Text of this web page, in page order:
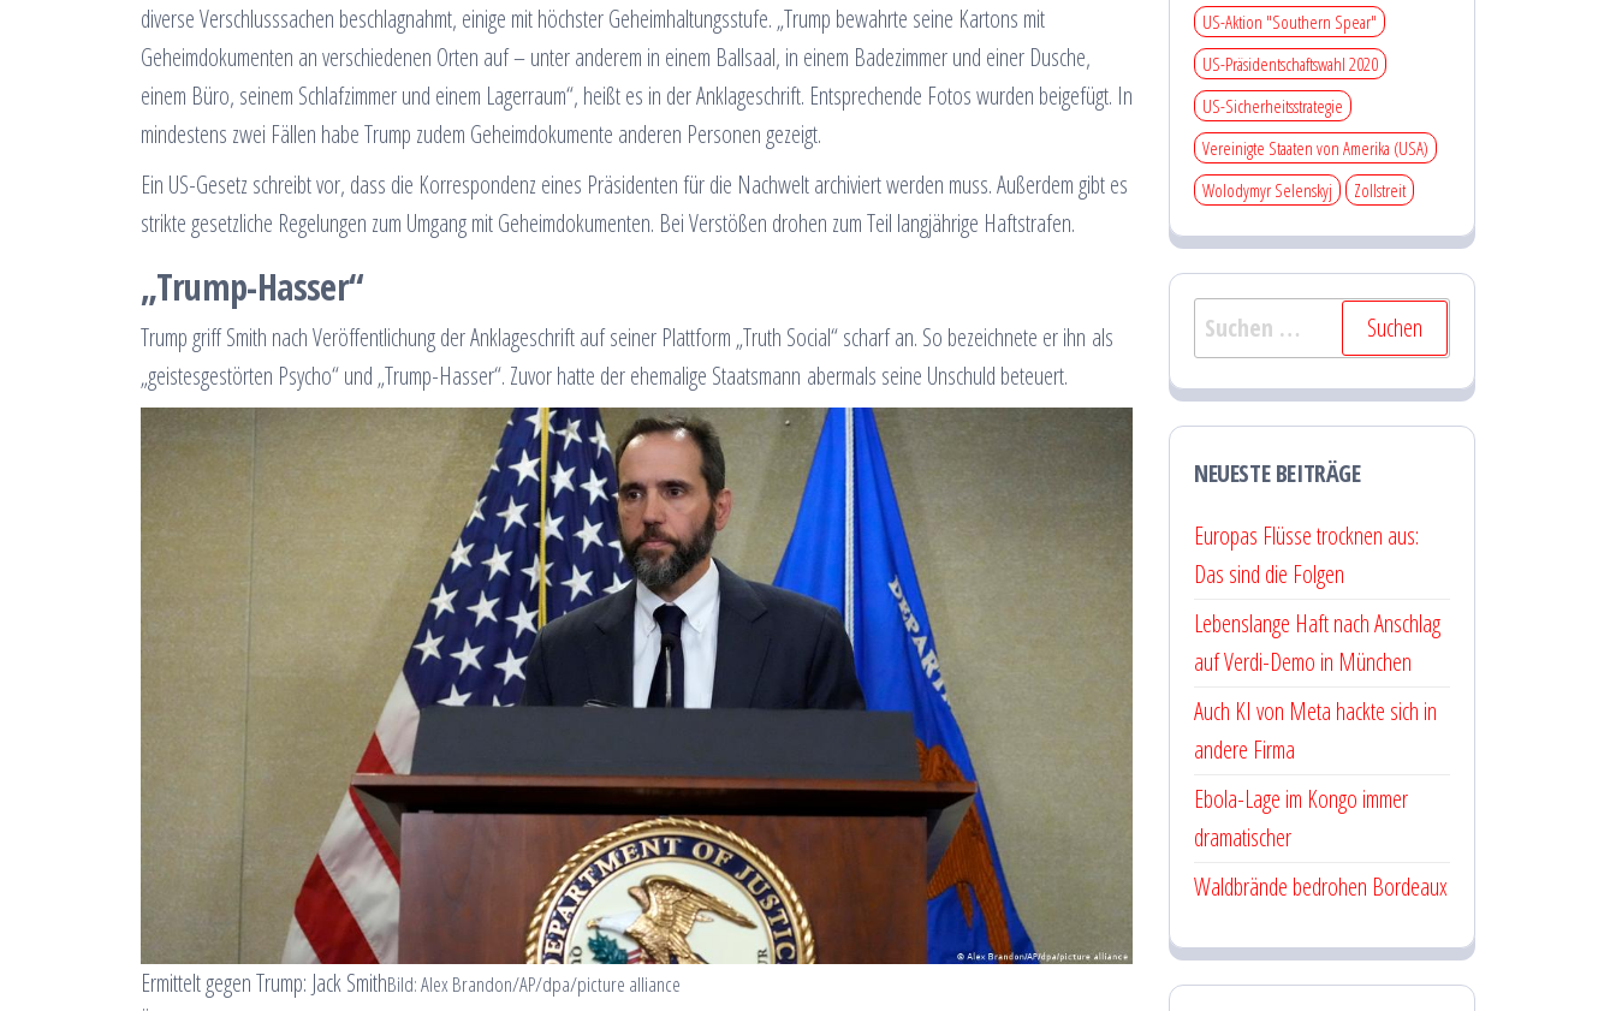
diverse Verschlusssachen beschlagnahmt, einige mit höchster Geheimhaltungsstufe. „Trump bewahrte seine Kartons mit
Geheimdokumenten an verschiedenen Orten auf – unter anderem in einem Ballsaal, in einem Badezimmer und einer Dusche,
einem Büro, seinem Schlafzimmer und einem Lagerraum“, heißt es in der Anklageschrift. Entsprechende Fotos wurden beigefügt. In
mindestens zwei Fällen habe Trump zudem Geheimdokumente anderen Personen gezeigt.
Ein US-Gesetz schreibt vor, dass die Korrespondenz eines Präsidenten für die Nachwelt archiviert werden muss. Außerdem gibt es
strikte gesetzliche Regelungen zum Umgang mit Geheimdokumenten. Bei Verstößen drohen zum Teil langjährige Haftstrafen.
„Trump-Hasser“
Trump griff Smith nach Veröffentlichung der Anklageschrift auf seiner Plattform „Truth Social“ scharf an. So bezeichnete er ihn als
„geistesgestörten Psycho“ und „Trump-Hasser“. Zuvor hatte der ehemalige Staatsmann abermals seine Unschuld beteuert.
Ermittelt gegen Trump: Jack SmithBild: Alex Brandon/AP/dpa/picture alliance
US-Aktion "Southern Spear"
US-Präsidentschaftswahl 2020
US-Sicherheitsstrategie
Vereinigte Staaten von Amerika (USA)
Wolodymyr Selenskyj
Zollstreit
Suchen
nach:
NEUESTE BEITRÄGE
Europas Flüsse trocknen aus:
Das sind die Folgen
Lebenslange Haft nach Anschlag
auf Verdi-Demo in München
Auch KI von Meta hackte sich in
andere Firma
Ebola-Lage im Kongo immer
dramatischer
Waldbrände bedrohen Bordeaux